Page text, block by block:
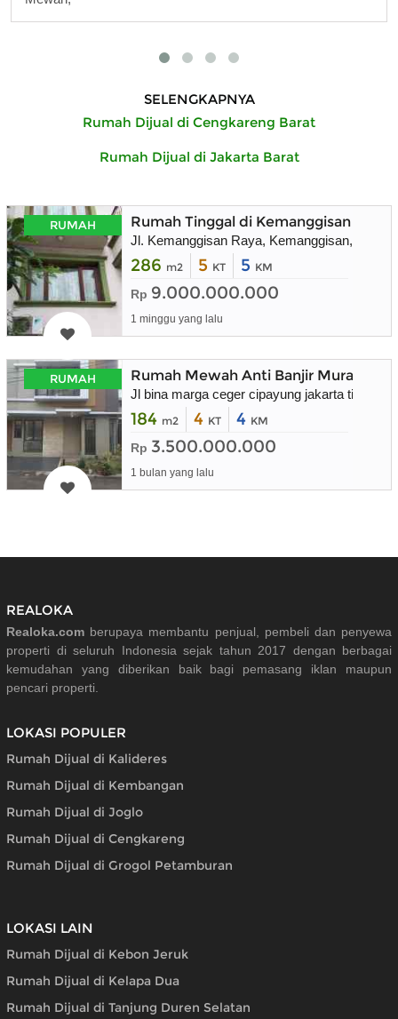
SELENGKAPNYA
Rumah Dijual di Cengkareng Barat
Rumah Dijual di Jakarta Barat
RUMAH Rumah Tinggal di Kemanggisan
Jl. Kemanggisan Raya, Kemanggisan, Kec.
286 m2 5 KT 5 KM
Rp 9.000.000.000
1 minggu yang lalu
RUMAH Rumah Mewah Anti Banjir Murah
Jl bina marga ceger cipayung jakarta timur
184 m2 4 KT 4 KM
Rp 3.500.000.000
1 bulan yang lalu
REALOKA
Realoka.com berupaya membantu penjual, pembeli dan penyewa
properti di seluruh Indonesia sejak tahun 2017 dengan berbagai
kemudahan yang diberikan baik bagi pemasang iklan maupun
pencari properti.
LOKASI POPULER
Rumah Dijual di Kalideres
Rumah Dijual di Kembangan
Rumah Dijual di Joglo
Rumah Dijual di Cengkareng
Rumah Dijual di Grogol Petamburan
LOKASI LAIN
Rumah Dijual di Kebon Jeruk
Rumah Dijual di Kelapa Dua
Rumah Dijual di Tanjung Duren Selatan